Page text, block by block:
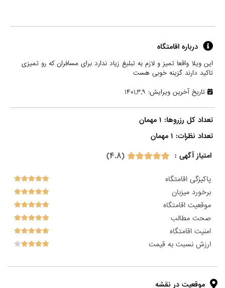
درباره اقامتگاه
این ویلا واقعا تمیز و لازم به تبلیغ زیاد ندارد برای مسافران که رو تمیزی
تاکید دارند گزینه خوبی هست
تاریخ آخرین ویرایش: ۱۴۰۱,۳,۹
تعداد کل رزروها: ۱ مهمان
تعداد نظرات: ۱ مهمان
امتیاز آگهی :
(۴.۸)
پاکیزگی اقامتگاه
برخورد میزبان
موقعیت اقامتگاه
صحت مطالب
امنیت اقامتگاه
ارزش نسبت به قیمت
موقعیت در نقشه